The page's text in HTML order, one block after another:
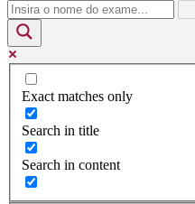
Exact matches only
Search in title
Search in content